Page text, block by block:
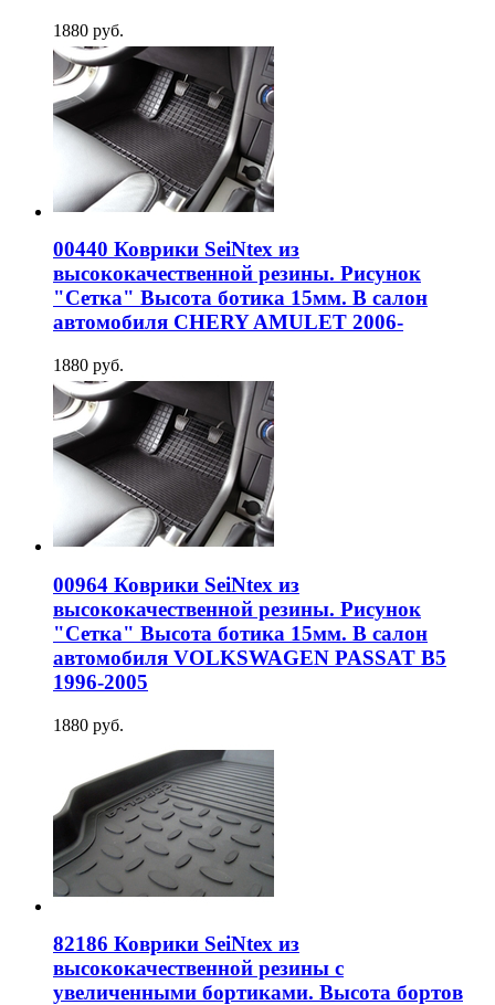
1880 руб.
00440 Коврики SeiNtex из
высококачественной резины. Рисунок
"Сетка" Высота ботика 15мм. В салон
автомобиля CHERY AMULET 2006-
1880 руб.
00964 Коврики SeiNtex из
высококачественной резины. Рисунок
"Сетка" Высота ботика 15мм. В салон
автомобиля VOLKSWAGEN PASSAT B5
1996-2005
1880 руб.
82186 Коврики SeiNtex из
высококачественной резины с
увеличенными бортиками. Высота бортов